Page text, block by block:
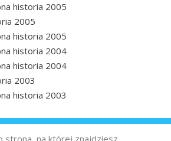
historia 2005
2005
historia 2005
historia 2004
historia 2004
2003
historia 2003
strona, na której znajdziesz